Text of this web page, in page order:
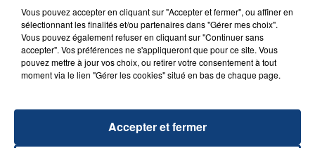
SON BÉBÉ ENTRE LA VIE ET LA...
Un homme s'est immolé par le feu après avoir
aspergé sa compagne et leur bébé de trois mois
d'un liquide inflammable.
Vous pouvez accepter en cliquant sur "Accepter et fermer", ou affiner en
sélectionnant les finalités et/ou partenaires dans "Gérer mes choix".
Vous pouvez également refuser en cliquant sur "Continuer sans
accepter". Vos préférences ne s'appliqueront que pour ce site. Vous
pouvez mettre à jour vos choix, ou retirer votre consentement à tout
moment via le lien "Gérer les cookies" situé en bas de chaque page.
Accepter et fermer